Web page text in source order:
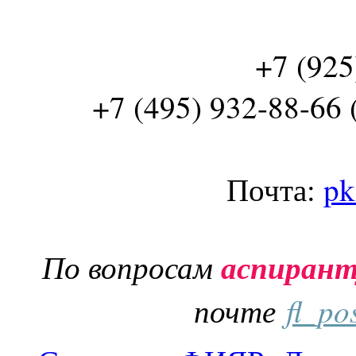
+7
+7 (495) 932-88-66
Почта:
По вопросам
почте